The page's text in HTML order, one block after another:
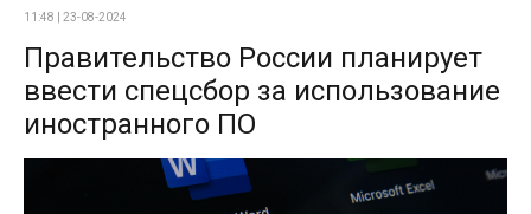
11:48 | 23-08-2024
Правительство России планирует
ввести спецсбор за использование
иностранного ПО